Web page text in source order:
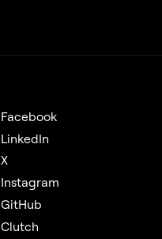
Facebook
LinkedIn
X
Instagram
GitHub
Clutch